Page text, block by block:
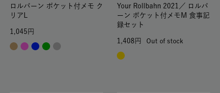
ロルバーン ポケット付メモ ク
リアL
1,045
Your Rollbahn 2021／
ロルバ
ーン ポケット付メモM 食事記
録セット
1,408 Out of stock